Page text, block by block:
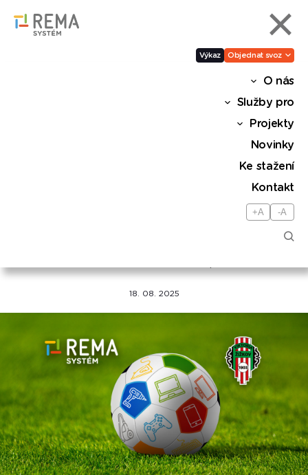
O nás
Služby pro
Projekty
Novinky
Ke stažení
Kontakt
+A -A
Výkaz Objednat svoz
Spojili jsme síly s FK
VIKTORIA ŽIŽKOV: Sport
jako nástroj ekologické
18. 08. 2025